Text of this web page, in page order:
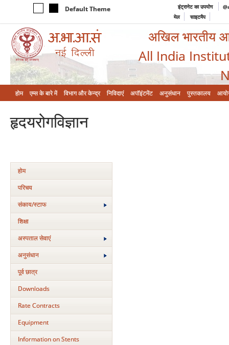
Default Theme इंट्रानेट का उपयोग
मेल
साइटमैप
अखिल भारतीय
All India
होम एम्‍स के बारे में विभाग और केन्‍द्र निविदाएं अपॉइंटमेंट अनुसंधान पुस्तकालय
हृदयरोगविज्ञान
होम
परिचय
संकाय/स्‍टाफ
शिक्षा
अस्‍पताल सेवाएं
अनुसंधान
पूर्व छात्र
Downloads
Rate Contracts
Equipment
Information on Stents